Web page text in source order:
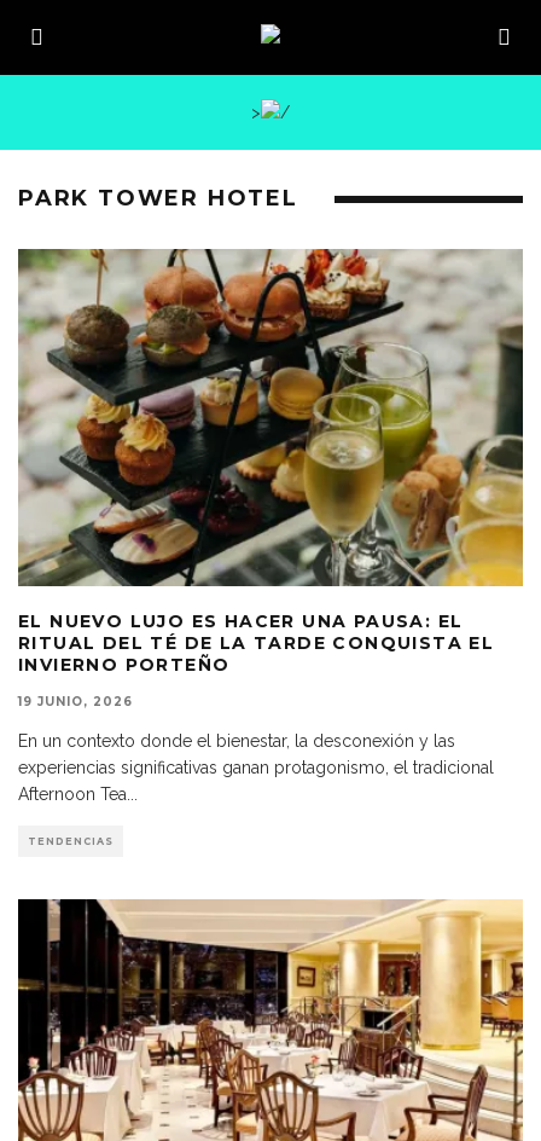
>
PARK TOWER HOTEL
EL NUEVO LUJO ES HACER UNA PAUSA: EL
RITUAL DEL TÉ DE LA TARDE CONQUISTA EL
INVIERNO PORTEÑO
19 JUNIO, 2026
En un contexto donde el bienestar, la desconexión y las
experiencias significativas ganan protagonismo, el tradicional
Afternoon Tea
TENDENCIAS